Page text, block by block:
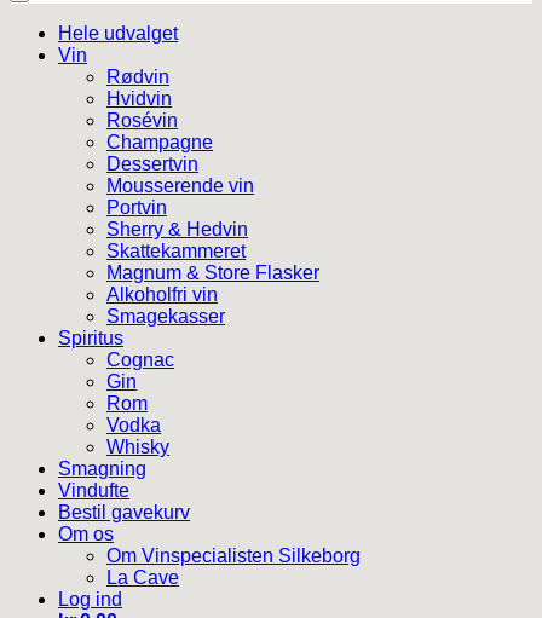
Hele udvalget
Vin
Rødvin
Hvidvin
Rosévin
Champagne
Dessertvin
Mousserende vin
Portvin
Sherry & Hedvin
Skattekammeret
Magnum & Store Flasker
Alkoholfri vin
Smagekasser
Spiritus
Cognac
Gin
Rom
Vodka
Whisky
Smagning
Vindufte
Bestil gavekurv
Om os
Om Vinspecialisten Silkeborg
La Cave
Log ind